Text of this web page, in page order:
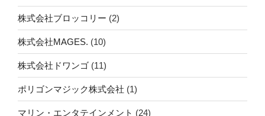
株式会社ブロッコリー (2)
株式会社MAGES. (10)
株式会社ドワンゴ (11)
ポリゴンマジック株式会社 (1)
マリン・エンタテインメント (24)